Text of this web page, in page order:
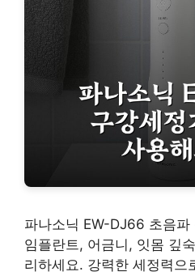
파나소닉 EW-DJ66 초음파
임플란트, 어금니, 잇몸 깊
리하세요. 강력한 세정력으